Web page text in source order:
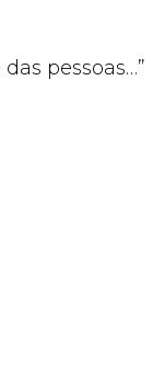
pessoas…”